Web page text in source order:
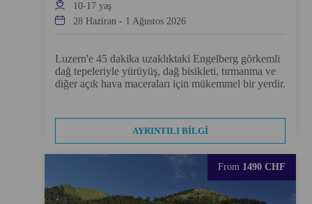
10-17 yaş
28 Haziran- 1 Ağustos 2026
Luzern'e 45 dakika uzaklıktaki Engelberg görkemli
dağ tepeleriyle yürüyüş, dağ bisikleti, tırmanma ve
diğer açık hava maceraları için mükemmel bir yerdir.
AYRINTILI BILGI
From 1490 CHF